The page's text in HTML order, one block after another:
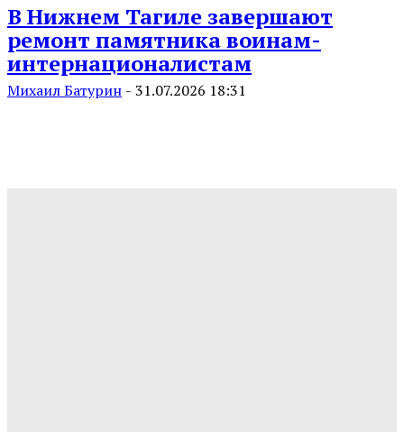
В Нижнем Тагиле завершают
ремонт памятника воинам-
интернационалистам
Михаил Батурин - 31.07.2026 18:31